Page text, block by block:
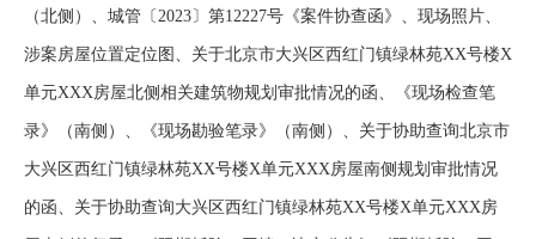
（北侧）、城管〔2023〕第12227号《案件协查函》、现场照片、
涉案房屋位置定位图、关于北京市大兴区西红门镇绿林苑XX号楼X
单元XXX房屋北侧相关建筑物规划审批情况的函、《现场检查笔
录》（南侧）、《现场勘验笔录》（南侧）、关于协助查询北京市
大兴区西红门镇绿林苑XX号楼X单元XXX房屋南侧规划审批情况
的函、关于协助查询大兴区西红门镇绿林苑XX号楼X单元XXX房